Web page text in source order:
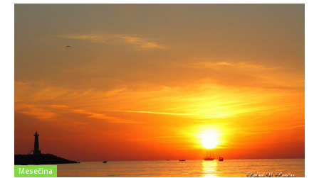
Mesečina